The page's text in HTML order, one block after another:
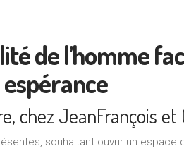
de l’homme
chez Jean­François
souhaitant ouvrir un